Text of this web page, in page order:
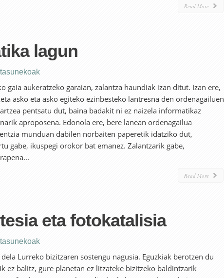
Read More
lagun
gaia aukeratzeko garaian, zalantza haundiak izan ditut. Izan ere,
asko eta asko egiteko ezinbesteko lantresna den ordenagailuen
pentsatu dut, baina badakit ni ez naizela informatikaz
aproposena. Edonola ere, bere lanean ordenagailua
munduan dabilen norbaiten paperetik idatziko dut,
gabe, ikuspegi orokor bat emanez. Zalantzarik gabe,
Read More
eta fotokatalisia
Lurreko bizitzaren sostengu nagusia. Eguzkiak berotzen du
ez balitz, gure planetan ez litzateke bizitzeko baldintzarik